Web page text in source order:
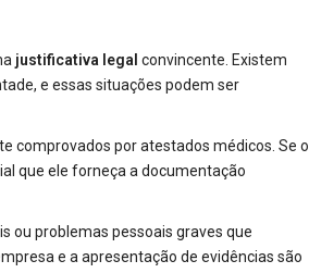
justificativa legal convincente. Existem
e essas situações podem ser
comprovados por atestados médicos. Se o
que ele forneça a documentação
ou problemas pessoais graves que
e a apresentação de evidências são